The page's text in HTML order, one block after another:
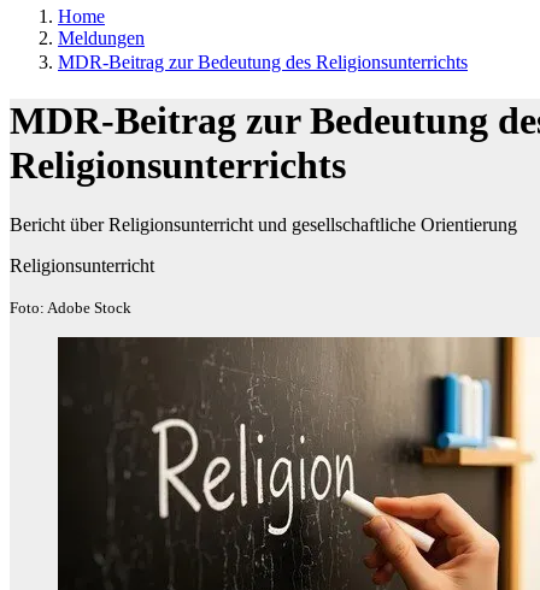
Home
Meldungen
MDR-Beitrag zur Bedeutung des Religionsunterrichts
MDR-Beitrag zur Bedeutung
Religionsunterrichts
Bericht über Religionsunterricht und gesellschaftliche Orientierung
Religionsunterricht
Foto: Adobe Stock